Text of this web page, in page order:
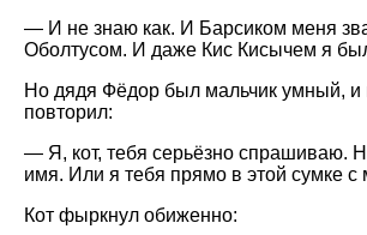
— И не знаю как. И Барсиком меня
Оболтусом. И даже Кис Кисычем я
Но дядя Фёдор был мальчик умный, и
повторил:
— Я, кот, тебя серьёзно спрашиваю.
имя. Или я тебя прямо в этой сумке с
Кот фыркнул обиженно: